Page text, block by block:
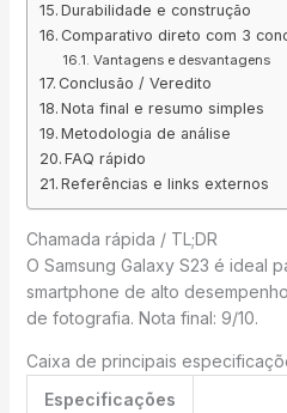
Durabilidade e construção
Comparativo direto com 3
Vantagens e desvantagens
Conclusão / Veredito
Nota final e resumo simples
Metodologia de análise
FAQ rápido
Referências e links externos
Chamada rápida / TL;DR
O Samsung Galaxy S23 é ideal
smartphone de alto
de fotografia. Nota final: 9/10.
Caixa de principais
Especificações